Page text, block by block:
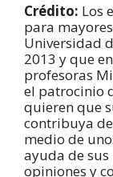
Crédito: Los
para
Universidad
2013 y que
profesoras
el patrocinio
quieren que
contribuya
medio de
ayuda de
opiniones y